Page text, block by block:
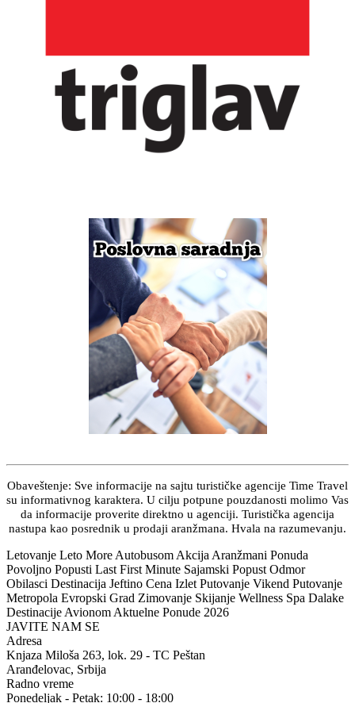
Obaveštenje: Sve informacije na sajtu turističke agencije Time Travel
su informativnog karaktera. U cilju potpune pouzdanosti molimo Vas
da informacije proverite direktno u agenciji. Turistička agencija
nastupa kao posrednik u prodaji aranžmana. Hvala na razumevanju.
Letovanje Leto More Autobusom Akcija Aranžmani Ponuda
Povoljno Popusti Last First Minute Sajamski Popust Odmor
Obilasci Destinacija Jeftino Cena Izlet Putovanje Vikend Putovanje
Metropola Evropski Grad Zimovanje Skijanje Wellness Spa Dalake
Destinacije Avionom Aktuelne Ponude 2026
JAVITE NAM SE
Adresa
Knjaza Miloša 263, lok. 29 - TC Peštan
Aranđelovac, Srbija
Radno vreme
Ponedeljak - Petak: 10:00 - 18:00